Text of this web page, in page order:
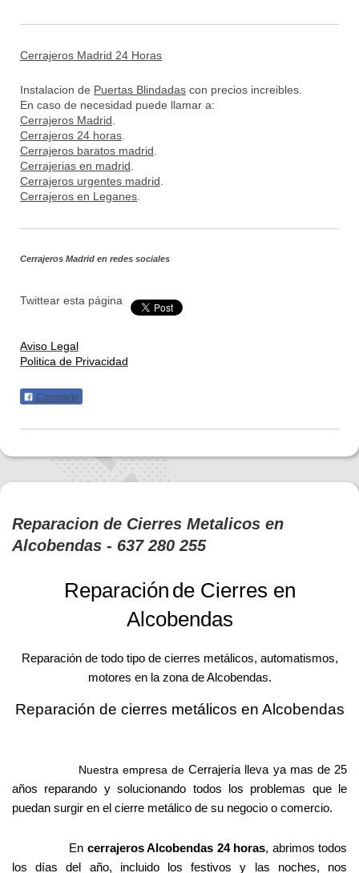
Cerrajeros Madrid 24 Horas
Instalacion de Puertas Blindadas con precios increibles.
En caso de necesidad puede llamar a:
Cerrajeros Madrid
Cerrajeros 24 horas
Cerrajeros baratos madrid
Cerrajerias en madrid
Cerrajeros urgentes madrid
Cerrajeros en Leganes
Cerrajeros Madrid en redes sociales
Twittear esta página
Aviso Legal
Politica de Privacidad
Compartir
Reparacion de Cierres Metalicos en
Alcobendas - 637 280 255
Reparación de Cierres en
Alcobendas
Reparación de todo tipo de cierres metálicos, automatismos,
motores en la zona de Alcobendas.
Reparación de cierres metálicos en Alcobendas
Nuestra empresa de Cerrajería lleva ya mas de 25
años reparando y solucionando todos los problemas que le
puedan surgir en el cierre metálico de su negocio o comercio.
En cerrajeros Alcobendas 24 horas, abrimos todos
los días del año, incluido los festivos y las noches, nos